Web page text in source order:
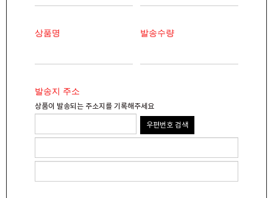
상품명 발송수량
발송지 주소
상품이 발송되는 주소지를 기록해주세요
우편번호 검색